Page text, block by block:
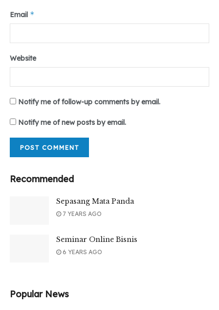
Tr : Andini Rizky
#sumaterautara
#teropongonline
Email *
Website
Notify me of follow-up comments by email.
Notify me of new posts by email.
Recommended
Sepasang Mata Panda
7 YEARS AGO
Seminar Online Bisnis
6 YEARS AGO
Popular News